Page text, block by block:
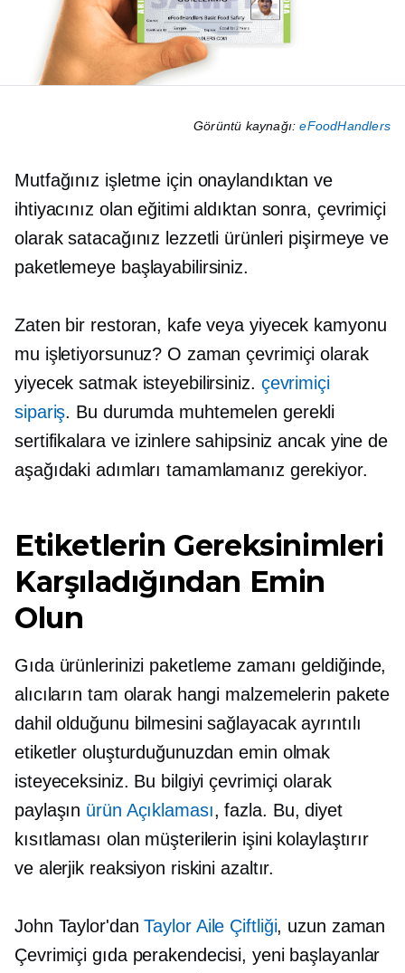
Görüntü kaynağı:eFoodHandlers
Mutfağınız işletme için onaylandıktan ve
ihtiyacınız olan eğitimi aldıktan sonra, çevrimiçi
olarak satacağınız lezzetli ürünleri pişirmeye ve
paketlemeye başlayabilirsiniz.
Zaten bir restoran, kafe veya yiyecek kamyonu
mu işletiyorsunuz? O zaman çevrimiçi olarak
yiyecek satmak isteyebilirsiniz. çevrimiçi
sipariş. Bu durumda muhtemelen gerekli
sertifikalara ve izinlere sahipsiniz ancak yine de
aşağıdaki adımları tamamlamanız gerekiyor.
Etiketlerin Gereksinimleri
Karşıladığından Emin
Olun
Gıda ürünlerinizi paketleme zamanı geldiğinde,
alıcıların tam olarak hangi malzemelerin pakete
dahil olduğunu bilmesini sağlayacak ayrıntılı
etiketler oluşturduğunuzdan emin olmak
isteyeceksiniz. Bu bilgiyi çevrimiçi olarak
paylaşın ürün Açıklaması, fazla. Bu, diyet
kısıtlaması olan müşterilerin işini kolaylaştırır
ve alerjik reaksiyon riskini azaltır.
John Taylor'danTaylor Aile Çiftliği, uzun zaman
Çevrimiçi gıda perakendecisi, yeni başlayanlar